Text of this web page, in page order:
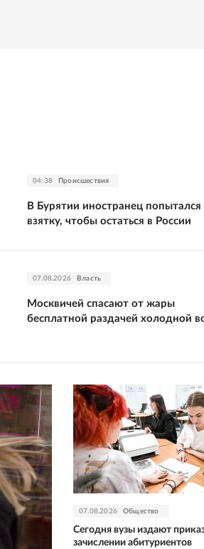
04:38 Происшествия
В Бурятии иностранец попытался
взятку, чтобы остаться в России
07.08.2026 Власть
Москвичей спасают от жары
бесплатной раздачей холодной
07.08.2026 Общество
Сегодня вузы издают
зачислении абитуриентов